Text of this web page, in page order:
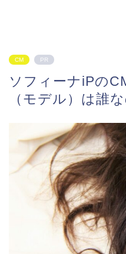
CM PR
ソフィーナiPの
（モデル）は誰